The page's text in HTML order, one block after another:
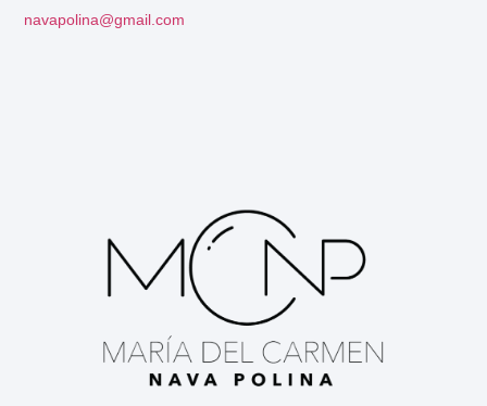
navapolina@gmail.com